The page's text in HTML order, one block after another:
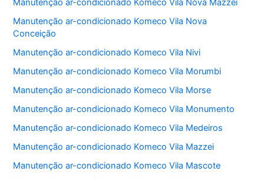
Manutenção ar-condicionado Komeco Vila Nova Mazzei
Manutenção ar-condicionado Komeco Vila Nova
Conceição
Manutenção ar-condicionado Komeco Vila Nivi
Manutenção ar-condicionado Komeco Vila Morumbi
Manutenção ar-condicionado Komeco Vila Morse
Manutenção ar-condicionado Komeco Vila Monumento
Manutenção ar-condicionado Komeco Vila Medeiros
Manutenção ar-condicionado Komeco Vila Mazzei
Manutenção ar-condicionado Komeco Vila Mascote